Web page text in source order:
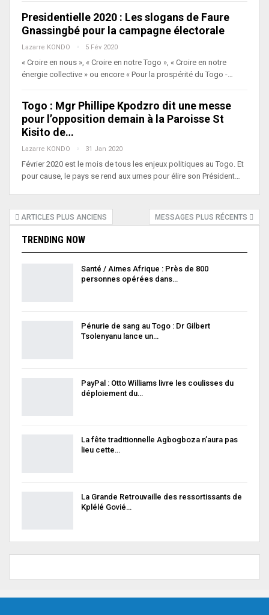
Presidentielle 2020 : Les slogans de Faure
Gnassingbé pour la campagne électorale
Lazarre KONDO 5 Fév 2020
« Croire en nous », « Croire en notre Togo », « Croire en notre
énergie collective » ou encore « Pour la prospérité du Togo -…
Togo : Mgr Phillipe Kpodzro dit une messe
pour l’opposition demain à la Paroisse St
Kisito de…
Lazarre KONDO 31 Jan 2020
Février 2020 est le mois de tous les enjeux politiques au Togo. Et
pour cause, le pays se rend aux urnes pour élire son Président…
ARTICLES PLUS ANCIENS MESSAGES PLUS RÉCENTS
TRENDING NOW
Santé / Aimes Afrique : Près de 800
personnes opérées dans…
Pénurie de sang au Togo : Dr Gilbert
Tsolenyanu lance un…
PayPal : Otto Williams livre les coulisses du
déploiement du…
La fête traditionnelle Agbogboza n’aura pas
lieu cette…
La Grande Retrouvaille des ressortissants de
Kplélé Govié…